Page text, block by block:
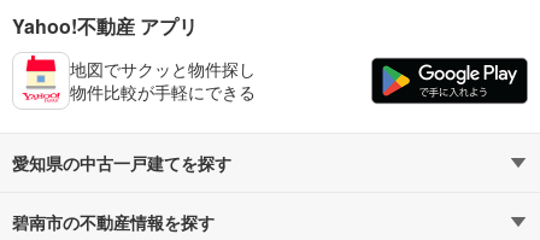
Yahoo!不動産 アプリ
地図でサクッと物件探し
物件比較が手軽にできる
愛知県の中古一戸建てを探す
路線・駅から探す
碧南市の不動産情報を探す